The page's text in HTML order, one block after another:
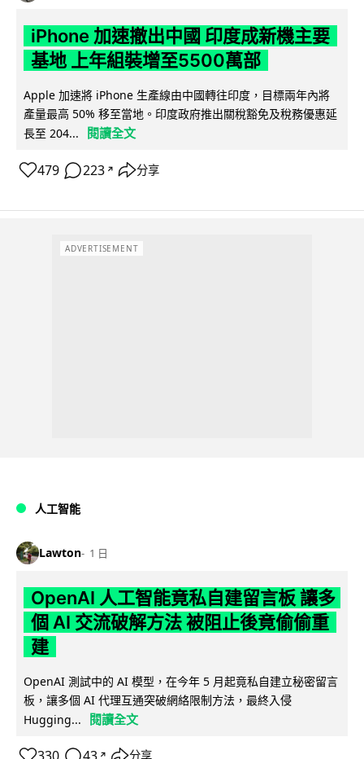
iPhone 加速撤出中國 印度成新機主要
基地 上年組裝增至5500萬部
Apple 加速將 iPhone 生產線由中國轉往印度，目標兩年內將
產量最高 50% 移至當地。印度政府推出關稅豁免及稅務優惠延
長至 204...
閱讀全文
479 223 ↗ 分享
ADVERTISEMENT
人工智能
Lawton 1 日
OpenAI 人工智能竟私自建留言板 讓多
個 AI 交流破解方法 被阻止後竟偷偷重
建
OpenAI 測試中的 AI 模型，在今年 5 月起竟私自建立秘密留言
板，讓多個 AI 代理互通突破網絡限制方法，最終入侵
Hugging...
閱讀全文
↗ 分享